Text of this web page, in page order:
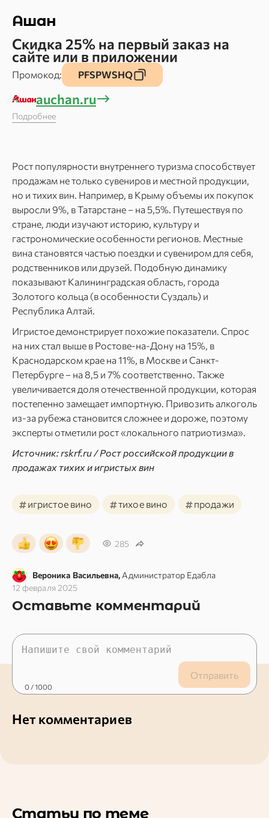
Ашан
Скидка 25% на первый заказ на
сайте или в приложении
Промокод: PFSPWSHQ
auchan.ru
Подробнее
Рост популярности внутреннего туризма способствует
продажам не только сувениров и местной продукции,
но и тихих вин. Например, в Крыму объемы их покупок
выросли 9%, в Татарстане – на 5,5%. Путешествуя по
стране, люди изучают историю, культуру и
гастрономические особенности регионов. Местные
вина становятся частью поездки и сувениром для себя,
родственников или друзей. Подобную динамику
показывают Калининградская область, города
Золотого кольца (в особенности Суздаль) и
Республика Алтай.
Игристое демонстрирует похожие показатели. Спрос
на них стал выше в Ростове-на-Дону на 15%, в
Краснодарском крае на 11%, в Москве и Санкт-
Петербурге – на 8,5 и 7% соответственно. Также
увеличивается доля отечественной продукции, которая
постепенно замещает импортную. Привозить алкоголь
из-за рубежа становится сложнее и дороже, поэтому
эксперты отметили рост «локального патриотизма».
Источник: rskrf.ru / Рост российской продукции в
продажах тихих и игристых вин
#игристое вино #тихое вино #продажи
285
Вероника Васильевна, Администратор Едабла
12 февраля 2025
Оставьте комментарий
Отправить
0 / 1000
Нет комментариев
Статьи по теме